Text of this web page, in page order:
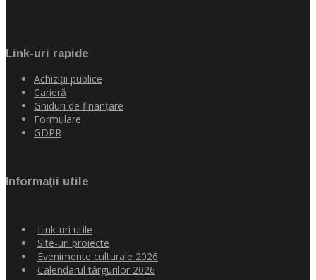
Link-uri rapide
Achiziţii publice
Carieră
Ghiduri de finanţare
Formulare
GDPR
Informaţii utile
Link-uri utile
Site-uri proiecte
Evenimente culturale 2026
Calendarul târgurilor 2026